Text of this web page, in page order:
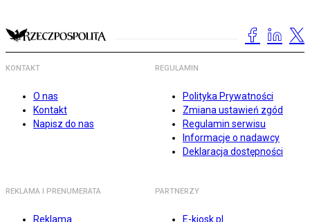
KONTAKT
O nas
Kontakt
Napisz do nas
REGULAMIN
Polityka Prywatności
Zmiana ustawień zgód
Regulamin serwisu
Informacje o nadawcy
Deklaracja dostępności
REKLAMA I PRENUMERATA
Reklama
PARTNERZY
E-kiosk.pl